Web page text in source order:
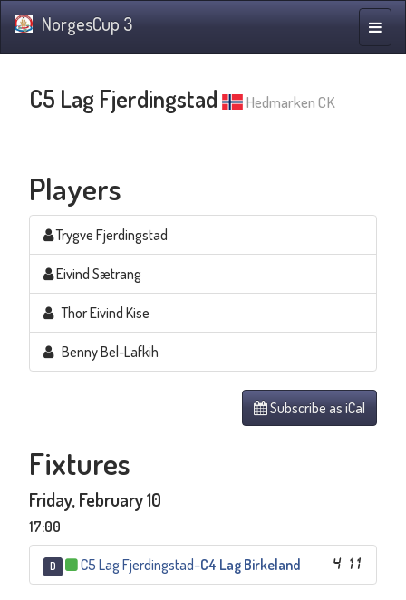
Toggle
NorgesCup 3
C5 Lag Fjerdingstad Hedmarken CK
Players
Trygve Fjerdingstad
Eivind Sætrang
Thor Eivind Kise
Benny Bel-Lafkih
Subscribe as iCal
Fixtures
Friday, February 10
17:00
D 4–11
C5 Lag Fjerdingstad–C4 Lag Birkeland